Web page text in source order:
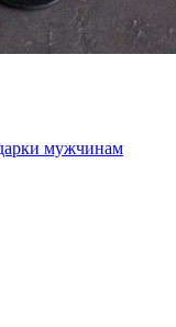
мужчинам